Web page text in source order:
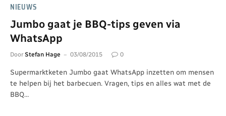
NIEUWS
Jumbo gaat je BBQ-tips geven via
WhatsApp
Door Stefan Hage 03/08/2015 0
Supermarktketen Jumbo gaat WhatsApp inzetten om mensen
te helpen bij het barbecuen. Vragen, tips en alles wat met de
BBQ…